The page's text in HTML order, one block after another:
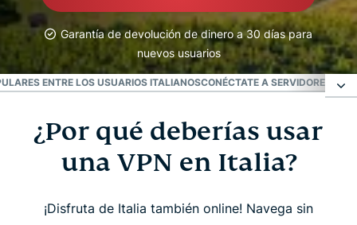
Garantía de devolución de dinero a 30 días para
nuevos usuarios
ENTRE LOS USUARIOS ITALIANOSCONÉCTATE A SERVIDORES
¿Por qué deberías usar una VPN en Italia?
Cómo empezar a usar ExpressVPN en Italia
¿Por qué deberías usar
una VPN en Italia?
¡Disfruta de Italia también online! Navega sin